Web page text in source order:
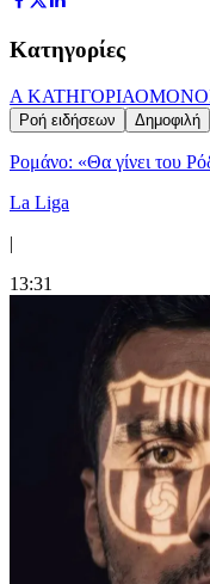
Κατηγορίες
Α ΚΑΤΗΓΟΡΙΑ
Ροή ειδήσεων Δημοφιλή
Ρομάνο: «Θα γίνει του
La Liga
|
13:31